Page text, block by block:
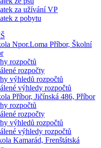
za užívání VP
z pobytu
Npor.Loma Příbor, Školní
rozpočtů
rozpočty
výhledů rozpočtů
výhledy rozpočtů
Příbor, Jičínská 486, Příbor
rozpočtů
rozpočty
výhledů rozpočtů
výhledy rozpočtů
Kamarád, Frenštátská